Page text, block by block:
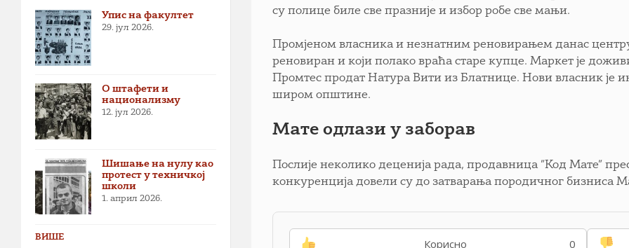
су полице биле све празније и избор робе све мањи.
Промјеном власника и незнатним реновирањем данас
реновиран и који полако враћа старе купце. Маркет је
Промтес продат Натура Вити из Блатнице. Нови власник је
широм општине.
Мате одлази у заборав
Послије неколико деценија рада, продавница ”Код Мате”
конкуренција довели су до затварања породичног бизниса
Корисно 0
Упис на факултет
29. јул 2026.
О штафети и
национализму
12. јул 2026.
Шишање на нулу као
протест у техничкој
школи
1. април 2026.
ВИШЕ